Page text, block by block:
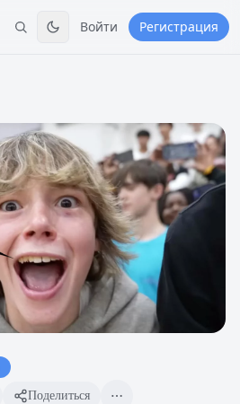
Войти Регистрация
Поделиться